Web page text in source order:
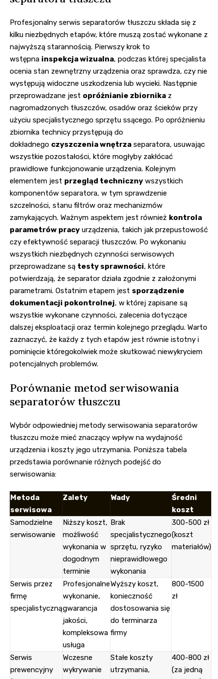
Profesjonalny serwis separatorów tłuszczu składa się z
kilku niezbędnych etapów, które muszą zostać wykonane z
najwyższą starannością. Pierwszy krok to
wstępna inspekcja wizualna, podczas której specjalista
ocenia stan zewnętrzny urządzenia oraz sprawdza, czy nie
występują widoczne uszkodzenia lub wycieki. Następnie
przeprowadzane jest opróżnianie zbiornika z
nagromadzonych tłuszczów, osadów oraz ścieków przy
użyciu specjalistycznego sprzętu ssącego. Po opróżnieniu
zbiornika technicy przystępują do
dokładnego czyszczenia wnętrza separatora, usuwając
wszystkie pozostałości, które mogłyby zakłócać
prawidłowe funkcjonowanie urządzenia. Kolejnym
elementem jest przegląd techniczny wszystkich
komponentów separatora, w tym sprawdzenie
szczelności, stanu filtrów oraz mechanizmów
zamykających. Ważnym aspektem jest również kontrola
parametrów pracy urządzenia, takich jak przepustowość
czy efektywność separacji tłuszczów. Po wykonaniu
wszystkich niezbędnych czynności serwisowych
przeprowadzane są testy sprawności, które
potwierdzają, że separator działa zgodnie z założonymi
parametrami. Ostatnim etapem jest sporządzenie
dokumentacji pokontrolnej, w której zapisane są
wszystkie wykonane czynności, zalecenia dotyczące
dalszej eksploatacji oraz termin kolejnego przeglądu. Warto
zaznaczyć, że każdy z tych etapów jest równie istotny i
pominięcie któregokolwiek może skutkować niewykryciem
potencjalnych problemów.
Porównanie metod serwisowania
separatorów tłuszczu
Wybór odpowiedniej metody serwisowania separatorów
tłuszczu może mieć znaczący wpływ na wydajność
urządzenia i koszty jego utrzymania. Poniższa tabela
przedstawia porównanie różnych podejść do
serwisowania:
Metoda
serwisowa
Zalety Wady
Średni
koszt
Samodzielne
serwisowanie
Niższy koszt,
możliwość
wykonania w
dogodnym
terminie
Brak
specjalistycznego
sprzętu, ryzyko
nieprawidłowego
wykonania
300-500 zł
(koszt
materiałów)
Serwis przez
firmę
specjalistyczną
Profesjonalne
wykonanie,
gwarancja
jakości,
kompleksowa
usługa
Wyższy koszt,
konieczność
dostosowania się
do terminarza
firmy
800-1500
zł
Serwis
prewencyjny
Wczesne
wykrywanie
Stałe koszty
utrzymania,
400-800 zł
(za jedną